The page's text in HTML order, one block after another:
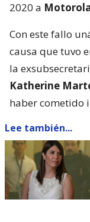
2020 a
Con este fallo
causa que tuvo
la
Katherine
haber cometido
Lee también...